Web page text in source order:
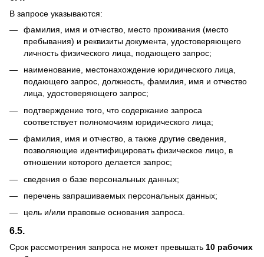
В запросе указываются:
фамилия, имя и отчество, место проживания (место
пребывания) и реквизиты документа, удостоверяющего
личность физического лица, подающего запрос;
наименование, местонахождение юридического лица,
подающего запрос, должность, фамилия, имя и отчество
лица, удостоверяющего запрос;
подтверждение того, что содержание запроса
соответствует полномочиям юридического лица;
фамилия, имя и отчество, а также другие сведения,
позволяющие идентифицировать физическое лицо, в
отношении которого делается запрос;
сведения о базе персональных данных;
перечень запрашиваемых персональных данных;
цель и/или правовые основания запроса.
6.5.
Срок рассмотрения запроса не может превышать 10 рабочих